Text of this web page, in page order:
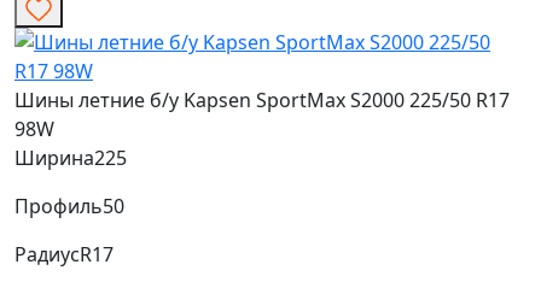
Шины летние б/у Kapsen SportMax S2000 225/50 R17
98W
Ширина225
Профиль50
РадиусR17